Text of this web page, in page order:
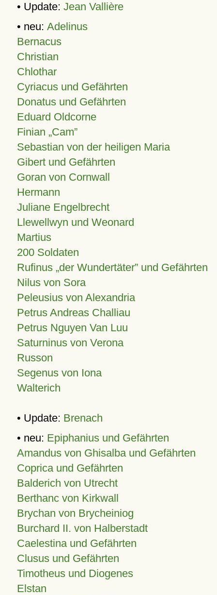
• Update: Jean Vallière
• neu: Adelinus
Bernacus
Christian
Chlothar
Cyriacus und Gefährten
Donatus und Gefährten
Eduard Oldcorne
Finian Cam
Sebastian von der heiligen Maria
Gibert und Gefährten
Goran von Cornwall
Hermann
Juliane Engelbrecht
Llewellwyn und Weonard
Martius
200 Soldaten
Rufinus „der Wundertäter” und Gefährten
Nilus von Sora
Peleusius von Alexandria
Petrus Andreas Challiau
Petrus Nguyen Van Luu
Saturninus von Verona
Russon
Segenus von Iona
Walterich
• Update: Brenach
• neu: Epiphanius und Gefährten
Amandus von Ghisalba und Gefährten
Coprica und Gefährten
Balderich von Utrecht
Berthanc von Kirkwall
Brychan von Brycheiniog
Burchard II. von Halberstadt
Caelestina und Gefährten
Clusus und Gefährten
Timotheus und Diogenes
Elstan